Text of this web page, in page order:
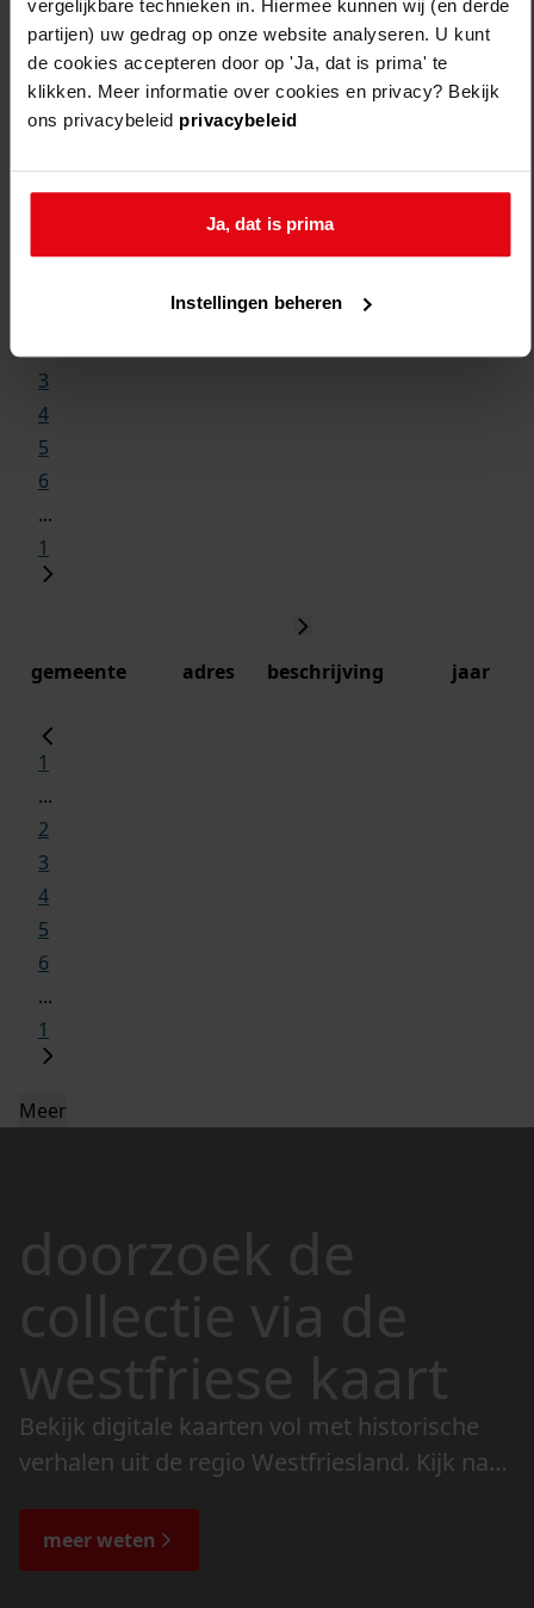
vergelijkbare technieken in. Hiermee kunnen wij (en derde
partijen) uw gedrag op onze website analyseren. U kunt
de cookies accepteren door op 'Ja, dat is prima' te
klikken. Meer informatie over cookies en privacy? Bekijk
ons privacybeleid privacybeleid
Ja, dat is prima
Instellingen beheren
3
4
5
6
...
1
gemeente adres beschrijving jaar
1
...
2
3
4
5
6
...
1
Meer
doorzoek de
collectie via de
westfriese kaart
Bekijk digitale kaarten vol met historische
verhalen uit de regio Westfriesland. Kijk naar
de bijzondere verhalen.
meer weten